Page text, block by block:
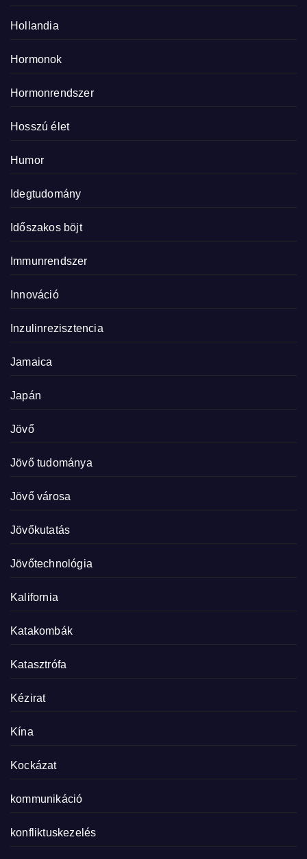
Hollandia
Hormonok
Hormonrendszer
Hosszú élet
Humor
Idegtudomány
Időszakos böjt
Immunrendszer
Innováció
Inzulinrezisztencia
Jamaica
Japán
Jövő
Jövő tudománya
Jövő városa
Jövőkutatás
Jövőtechnológia
Kalifornia
Katakombák
Katasztrófa
Kézirat
Kína
Kockázat
kommunikáció
konfliktuskezelés